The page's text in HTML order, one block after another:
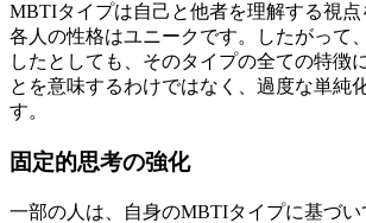
MBTIタイプは自己と他者を理解する視点
各人の性格はユニークです。したがって
したとしても、そのタイプの全ての特徴
とを意味するわけではなく、過度な単純
す。
固定的思考の強化
一部の人は、自身のMBTIタイプに基づい